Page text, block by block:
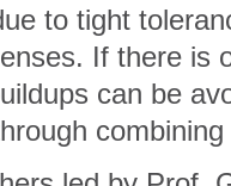
to tight
If there is
can be